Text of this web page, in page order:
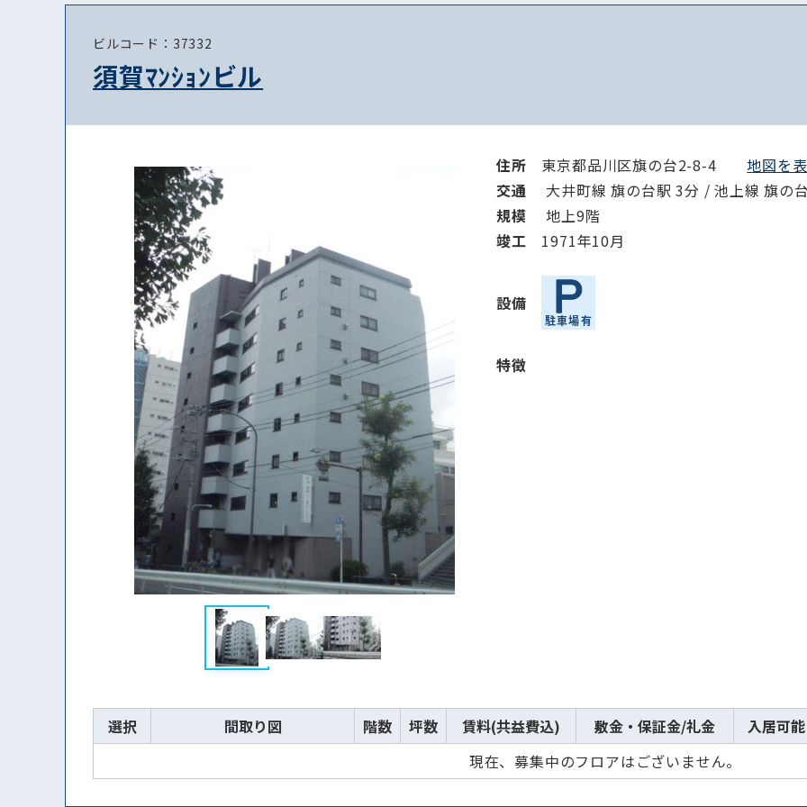
ビルコード：37332
須賀ﾏﾝｼｮﾝビル
住所 東京都品川区旗の台2-8-4地図を
交通
大井町線 旗の台駅 3分 / 池上線 旗の
規模
地上9階
竣⼯ 1971年10月
設備
特徴
選択 間取り図 階数 坪数 賃料(共益費込) 敷金・保証金/礼金 入居可
現在、募集中のフロアはございません。